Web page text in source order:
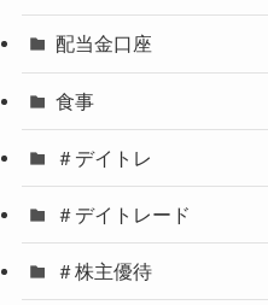
配当金口座
食事
＃デイトレ
＃デイトレード
＃株主優待